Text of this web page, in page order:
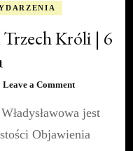
Trzech Króli | 6
Leave a Commenton
Orszak
Króli
jest
Objawienia